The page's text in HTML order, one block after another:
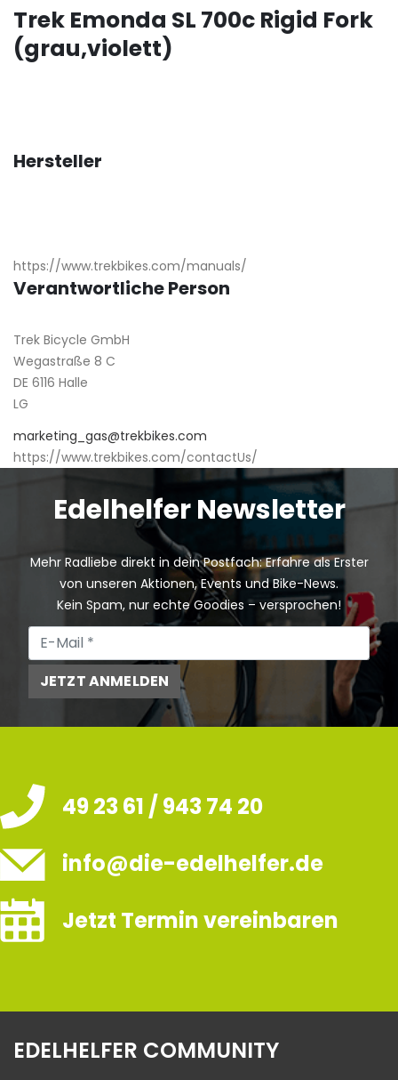
Trek Emonda SL 700c Rigid Fork
(grau,violett)
Hersteller
https://www.trekbikes.com/manuals/
Verantwortliche Person
Trek Bicycle GmbH
Wegastraße 8 C
DE 6116 Halle
LG
marketing_gas@trekbikes.com
https://www.trekbikes.com/contactUs/
Edelhelfer Newsletter
Mehr Radliebe direkt in dein Postfach: Erfahre als Erster
von unseren Aktionen, Events und Bike-News.
Kein Spam, nur echte Goodies – versprochen!
JETZT ANMELDEN
49 23 61 / 943 74 20
info@die-edelhelfer.de
Jetzt Termin vereinbaren
EDELHELFER COMMUNITY